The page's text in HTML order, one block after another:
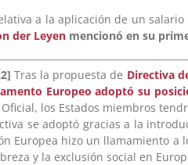
a la aplicación de un
der Leyenmencionó en su
Tras la propuesta de Directiva
Europeo adoptó su
los Estados miembros
se adoptó gracias a la
Europea hizo un llamamiento a
y la exclusión social en